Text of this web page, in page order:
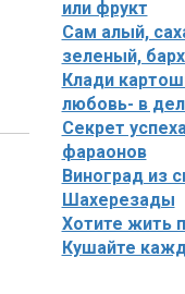
или фрукт
Сам алый,
зеленый,
Клади
любовь- в
Секрет
фараонов
Виноград из
Шахерезады
Хотите жить
Кушайте